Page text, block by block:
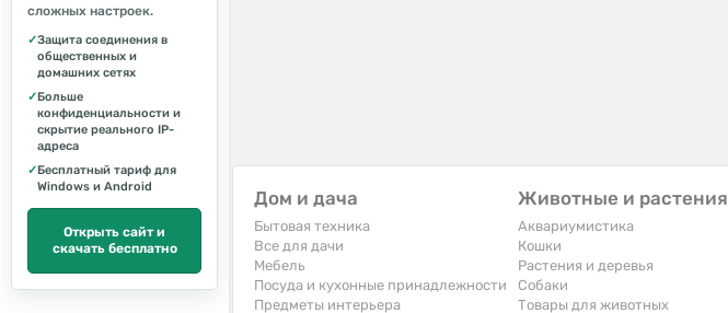
сложных настроек.
✓Защита соединения в
общественных и
домашних сетях
✓Больше
конфиденциальности и
скрытие реального IP-
адреса
✓Бесплатный тариф для
Windows и Android
Открыть сайт и
скачать бесплатно
Дом и дача
Бытовая техника
Все для дачи
Мебель
Посуда и кухонные принадлежности
Предметы интерьера
Животные и растения
Аквариумистика
Кошки
Растения и деревья
Собаки
Товары для животных